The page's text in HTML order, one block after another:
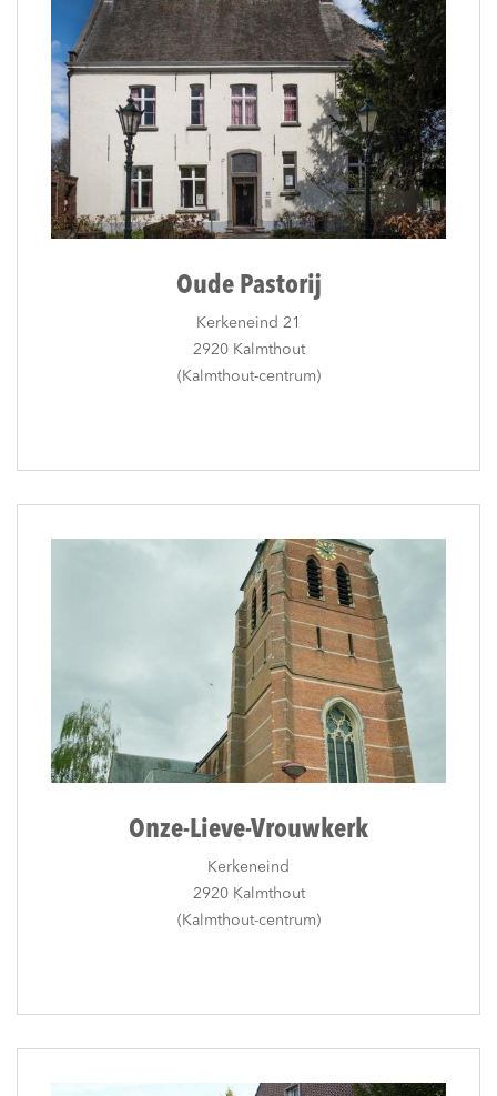
Oude Pastorij
Kerkeneind 21
2920 Kalmthout
(Kalmthout-centrum)
Onze-Lieve-Vrouwkerk
Kerkeneind
2920 Kalmthout
(Kalmthout-centrum)